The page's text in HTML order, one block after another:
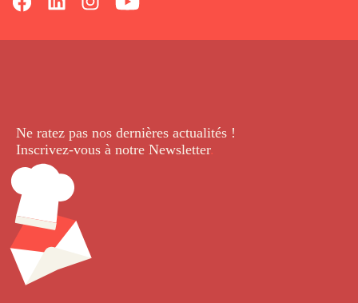
Ne ratez pas nos dernières actualités !
Inscrivez-vous à notre Newsletter.